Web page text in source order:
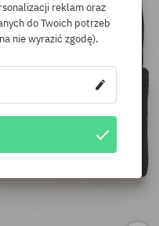
reklam oraz
do Twoich potrzeb
nie wyrazić zgodę).